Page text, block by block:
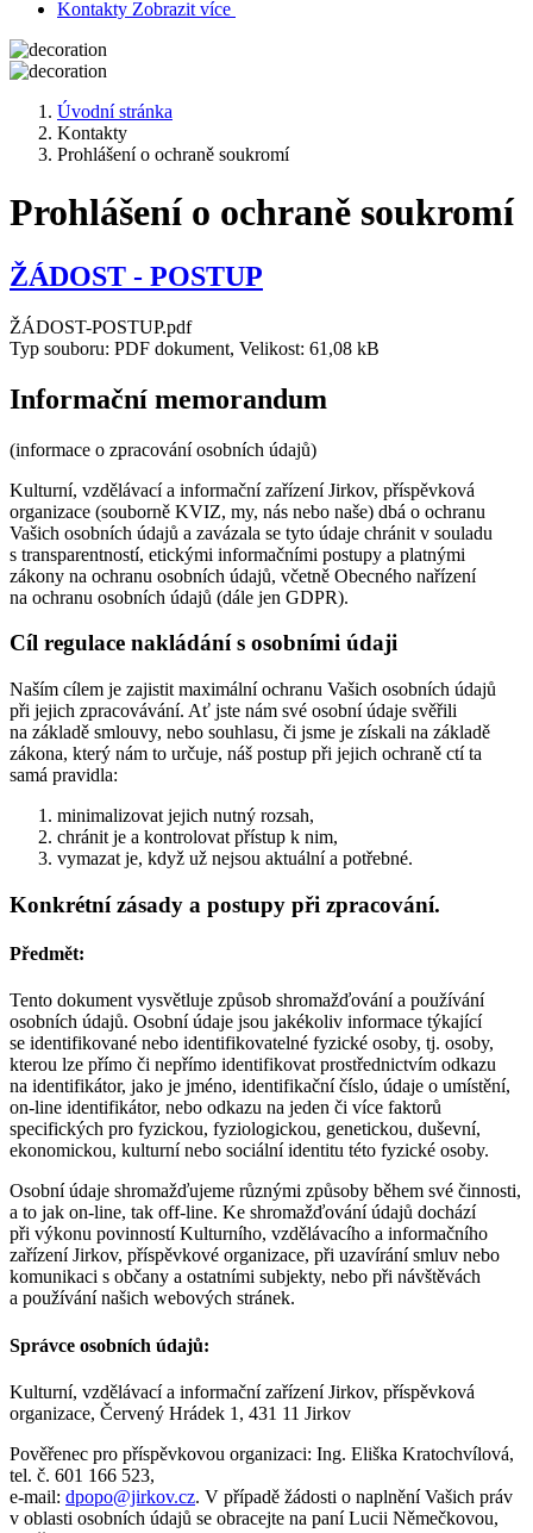
Kontakty Zobrazit více
Úvodní stránka
Kontakty
Prohlášení o ochraně soukromí
Prohlášení o ochraně soukromí
ŽÁDOST - POSTUP
ŽÁDOST-POSTUP.pdf
Typ souboru: PDF dokument, Velikost: 61,08 kB
Informační memorandum
(informace o zpracování osobních údajů)
Kulturní, vzdělávací a informační zařízení Jirkov, příspěvková
organizace (souborně KVIZ, my, nás nebo naše) dbá o ochranu
Vašich osobních údajů a zavázala se tyto údaje chránit v souladu
s transparentností, etickými informačními postupy a platnými
zákony na ochranu osobních údajů, včetně Obecného nařízení
na ochranu osobních údajů (dále jen GDPR).
Cíl regulace nakládání s osobními údaji
Naším cílem je zajistit maximální ochranu Vašich osobních údajů
při jejich zpracovávání. Ať jste nám své osobní údaje svěřili
na základě smlouvy, nebo souhlasu, či jsme je získali na základě
zákona, který nám to určuje, náš postup při jejich ochraně ctí ta
samá pravidla:
minimalizovat jejich nutný rozsah,
chránit je a kontrolovat přístup k nim,
vymazat je, když už nejsou aktuální a potřebné.
Konkrétní zásady a postupy při zpracování.
Předmět:
Tento dokument vysvětluje způsob shromažďování a používání
osobních údajů. Osobní údaje jsou jakékoliv informace týkající
se identifikované nebo identifikovatelné fyzické osoby, tj. osoby,
kterou lze přímo či nepřímo identifikovat prostřednictvím odkazu
na identifikátor, jako je jméno, identifikační číslo, údaje o umístění,
on-line identifikátor, nebo odkazu na jeden či více faktorů
specifických pro fyzickou, fyziologickou, genetickou, duševní,
ekonomickou, kulturní nebo sociální identitu této fyzické osoby.
Osobní údaje shromažďujeme různými způsoby během své činnosti,
a to jak on-line, tak off-line. Ke shromažďování údajů dochází
při výkonu povinností Kulturního, vzdělávacího a informačního
zařízení Jirkov, příspěvkové organizace, při uzavírání smluv nebo
komunikaci s občany a ostatními subjekty, nebo při návštěvách
a používání našich webových stránek.
Správce osobních údajů:
Kulturní, vzdělávací a informační zařízení Jirkov, příspěvková
organizace, Červený Hrádek 1, 431 11 Jirkov
Pověřenec pro příspěvkovou organizaci: Ing. Eliška Kratochvílová,
tel. č. 601 166 523,
e-mail: dpopo@jirkov.cz. V případě žádosti o naplnění Vašich práv
v oblasti osobních údajů se obracejte na paní Lucii Němečkovou,